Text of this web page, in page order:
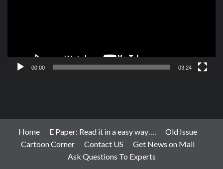
00:00 03:24
Home E Paper: Read it in a easy way….
Old Issue
Cartoon Corner
Contact US
Get News on Mail
Ask Questions To Experts